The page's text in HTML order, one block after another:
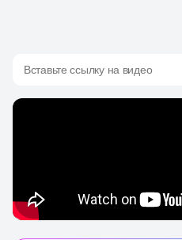
Вставьте ссылку на видео